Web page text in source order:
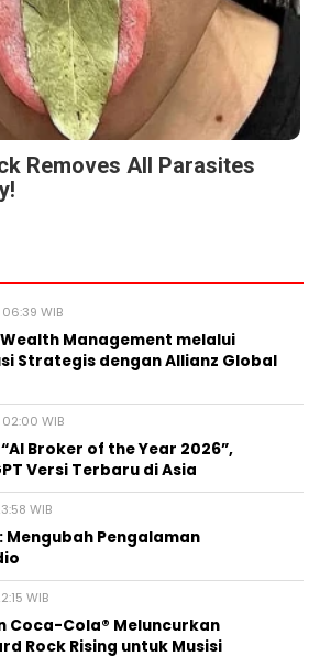
Removes All Parasites
WIB
Management melalui
Strategis dengan Allianz Global
WIB
Broker of the Year 2026”,
Versi Terbaru di Asia
WIB